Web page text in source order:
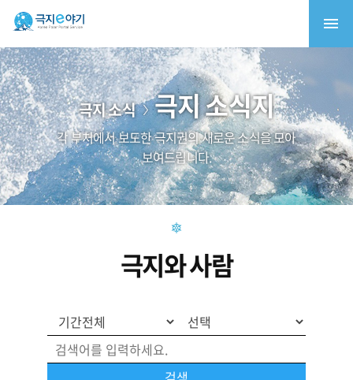
극지 소식 극지 소식지
각 부처에서 보도한 극지권의 새로운 소식을 모아
보여드립니다.
극지와 사람